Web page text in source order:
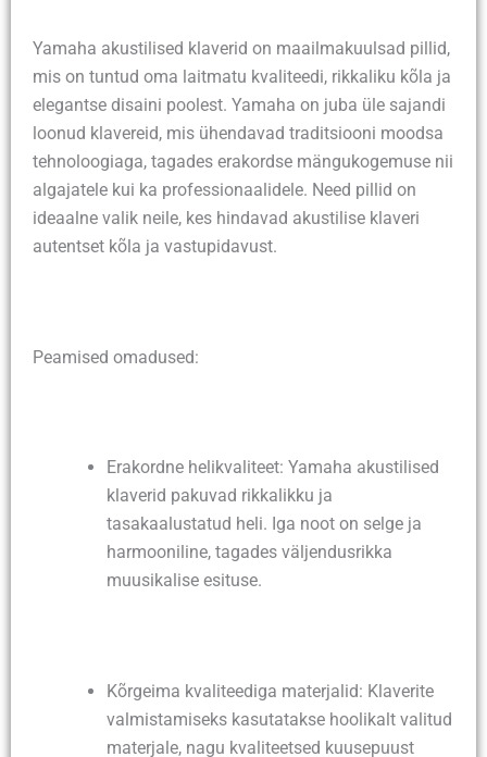
Yamaha akustilised klaverid on maailmakuulsad pillid,
mis on tuntud oma laitmatu kvaliteedi, rikkaliku kõla ja
elegantse disaini poolest. Yamaha on juba üle sajandi
loonud klavereid, mis ühendavad traditsiooni moodsa
tehnoloogiaga, tagades erakordse mängukogemuse nii
algajatele kui ka professionaalidele. Need pillid on
ideaalne valik neile, kes hindavad akustilise klaveri
autentset kõla ja vastupidavust.
Peamised omadused:
Erakordne helikvaliteet: Yamaha akustilised
klaverid pakuvad rikkalikku ja
tasakaalustatud heli. Iga noot on selge ja
harmooniline, tagades väljendusrikka
muusikalise esituse.
Kõrgeima kvaliteediga materjalid: Klaverite
valmistamiseks kasutatakse hoolikalt valitud
materjale, nagu kvaliteetsed kuusepuust